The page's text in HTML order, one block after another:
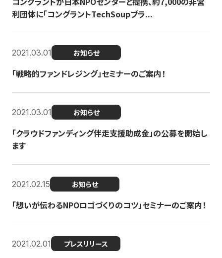
利団体に「コングラントTechSoupプラ...
2021.03.01 お知らせ
「戦略的ファンドレジング」セミナーのご案内！
2021.03.01 お知らせ
「クラウドファンディング伴走支援助成金」の公募を開始し
ます
2021.02.15 お知らせ
「想いが伝わるNPOロゴづくりのコツ」セミナーのご案内！
2021.02.01 プレスリリース